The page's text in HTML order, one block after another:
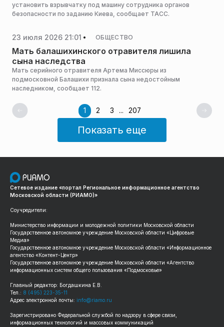
установить взрывчатку под машину сотрудника органов
безопасности по заданию Киева, сообщает ТАСС.
23 июля 2026 21:01 ОБЩЕСТВО
Мать балашихинского отравителя лишила
сына наследства
Мать серийного отравителя Артема Миссюры из
подмосковной Балашихи признала сына недостойным
наследником, сообщает 112.
1 2 3 ... 207
Показать еще
Сетевое издание «портал Региональное информационное агентство
Московской области (РИАМО)»
Соучредители:
Министерство информации и молодежной политики Московской области
Государственное автономное учреждение Московской области «Цифровые
Медиа»
Государственное автономное учреждение Московской области «Информационное
агентство «Контент-Центр»
Государственное автономное учреждение Московской области «Агентство
информационных систем общего пользования «Подмосковье»
Главный редактор: Богдашкина Е.В.
Тел.: 8 (495) 223-35-11
Адрес электронной почты: info@riamo.ru
Зарегистрировано Федеральной службой по надзору в сфере связи,
информационных технологий и массовых коммуникаций